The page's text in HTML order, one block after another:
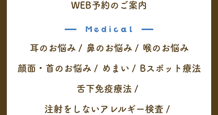
WEB予約のご案内
Medical
耳のお悩み / 鼻のお悩み / 喉のお悩み
顔面・首のお悩み / めまい / Bスポット療法
舌下免疫療法 /
注射をしないアレルギー検査 /